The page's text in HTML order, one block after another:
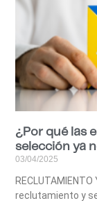
¿Por qué las
selección ya
03/04/2025
reclutamiento y